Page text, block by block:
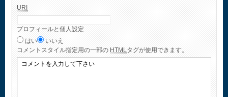
URI
プロフィールと個人設定
はい
いいえ
コメント スタイル指定用の一部の HTMLタグが使用できます。